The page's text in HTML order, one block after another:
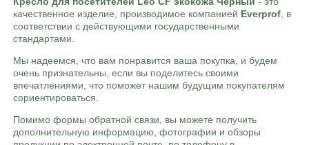
качественное изделие, производимое компанией Everprof , в
соответствии с действующими государственными
стандартами.
Мы надеемся, что вам понравится ваша покупка, и будем
очень признательны, если вы поделитесь своими
впечатлениями, что поможет нашим будущим покупателям
сориентироваться.
Помимо формы обратной связи, вы можете получить
дополнительную информацию, фотографии и обзоры